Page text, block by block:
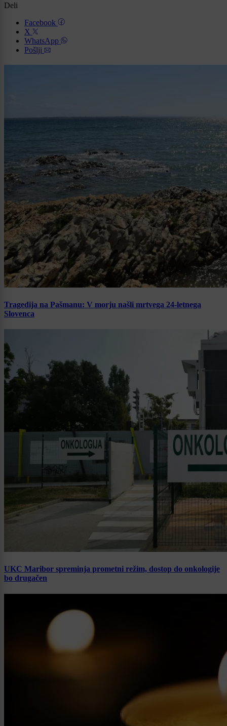
Deli
Facebook
X
WhatsApp
Pošlji
Tragedija na Pašmanu: V morju našli mrtvega 24-letnega
Slovenca
UKC Maribor spreminja prometni režim, dostop do onkologije
bo drugačen